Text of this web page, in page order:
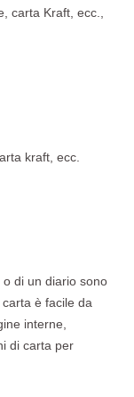
carta Kraft, ecc.,
kraft, ecc.
di un diario sono
è facile da
interne,
di carta per